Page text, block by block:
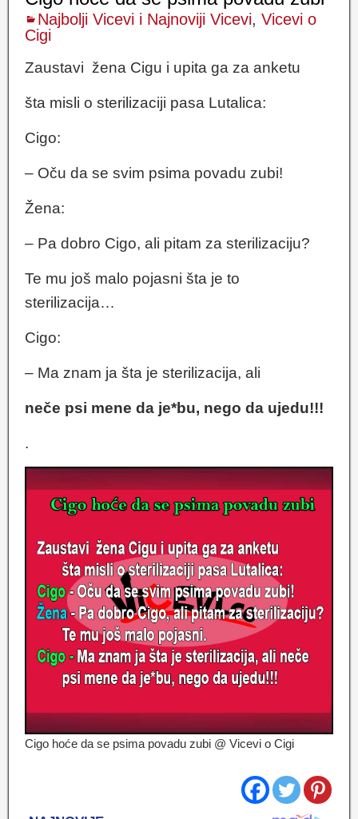
Najbolji Vicevi i Najnoviji Vicevi, Vicevi o
Cigi
Zaustavi žena Cigu i upita ga za anketu
šta misli o sterilizaciji pasa Lutalica:
Cigo:
– Oču da se svim psima povadu zubi!
Žena:
– Pa dobro Cigo, ali pitam za sterilizaciju?
Te mu još malo pojasni šta je to
sterilizacija…
Cigo:
– Ma znam ja šta je sterilizacija, ali
neče psi mene da je*bu, nego da ujedu!!!
.
Cigo hoće da se psima povadu zubi @ Vicevi o Cigi